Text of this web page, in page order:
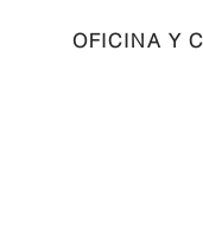
OFICINA Y